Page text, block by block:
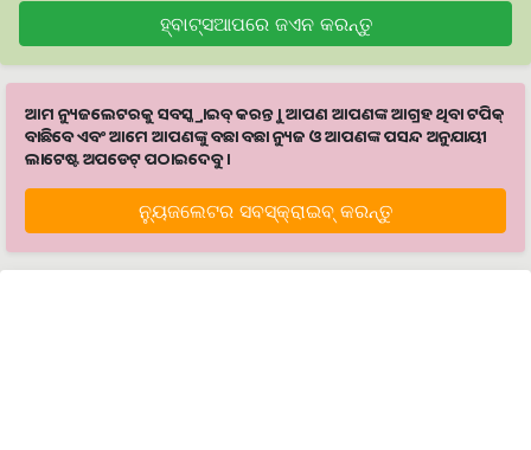
ହ୍ବାଟ୍ସଆପରେ ଜଏନ କରନ୍ତୁ
ଆମ ନ୍ୟୁଜଲେଟରକୁ ସବସ୍କ୍ରାଇବ୍ କରନ୍ତୁ । ଆପଣ ଆପଣଙ୍କ ଆଗ୍ରହ ଥିବା ଟପିକ୍‌
ବାଛିବେ ଏବଂ ଆମେ ଆପଣଙ୍କୁ ବଛା ବଛା ନ୍ୟୁଜ ଓ ଆପଣଙ୍କ ପସନ୍ଦ ଅନୁଯାୟୀ
ଲାଟେଷ୍ଟ ଅପଡେଟ୍‌ ପଠାଇଦେବୁ ।
ନ୍ୟୁଜଲେଟର ସବସ୍କ୍ରାଇବ୍‌ କରନ୍ତୁ